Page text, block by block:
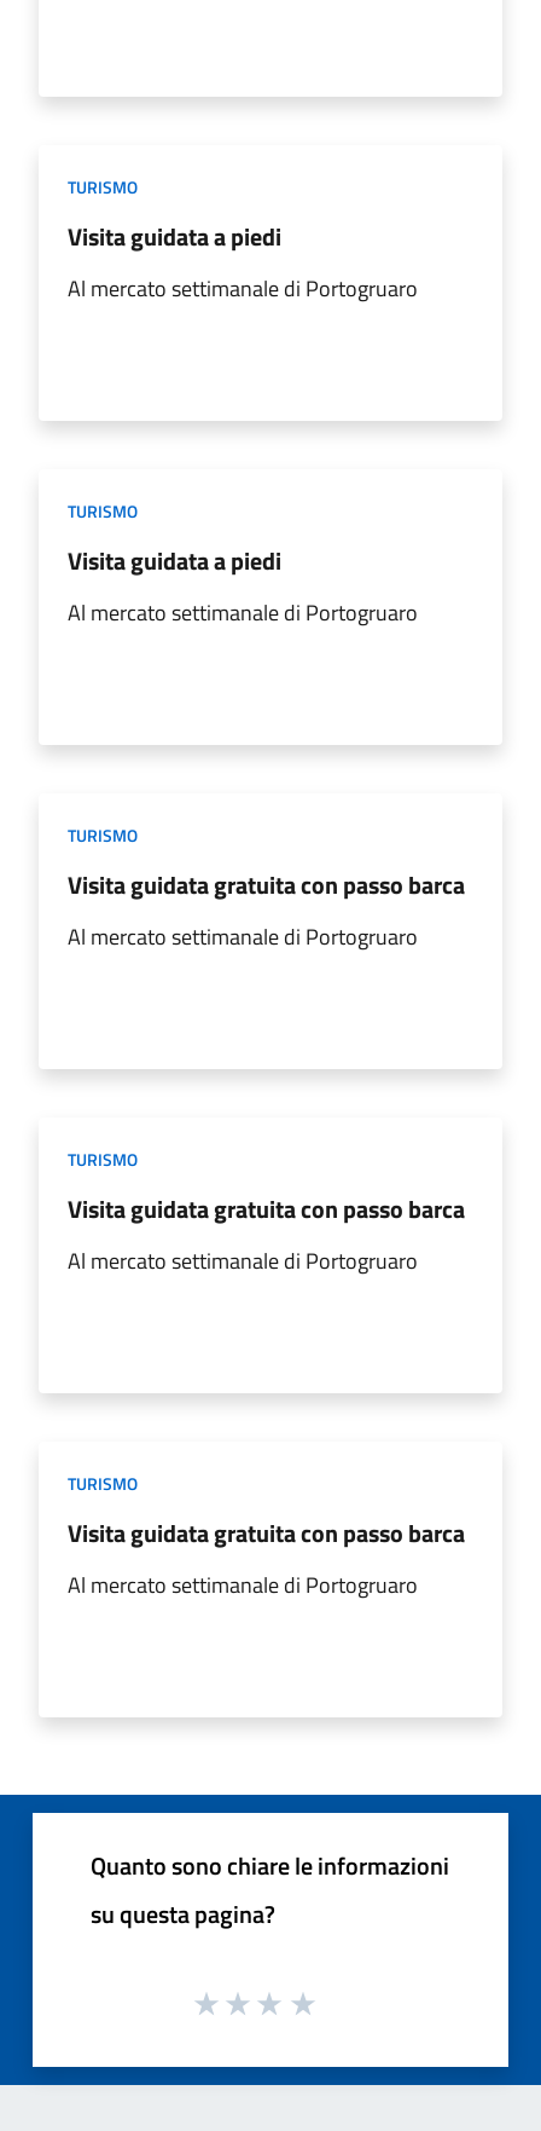
TURISMO
Visita guidata a piedi
Al mercato settimanale di Portogruaro
TURISMO
Visita guidata a piedi
Al mercato settimanale di Portogruaro
TURISMO
Visita guidata gratuita con passo barca
Al mercato settimanale di Portogruaro
TURISMO
Visita guidata gratuita con passo barca
Al mercato settimanale di Portogruaro
TURISMO
Visita guidata gratuita con passo barca
Al mercato settimanale di Portogruaro
Quanto sono chiare le informazioni
su questa pagina?